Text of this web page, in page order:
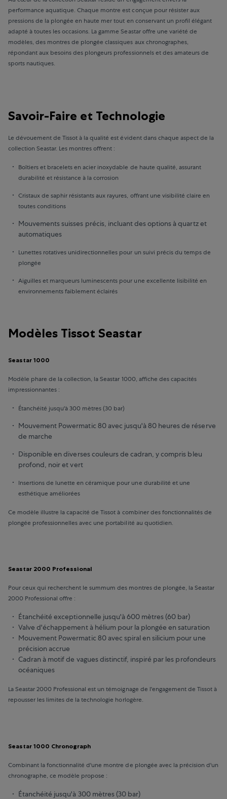
performance aquatique. Chaque montre est conçue pour résister aux
pressions de la plongée en haute mer tout en conservant un profil élégant
adapté à toutes les occasions. La gamme Seastar offre une variété de
modèles, des montres de plongée classiques aux chronographes,
répondant aux besoins des plongeurs professionnels et des amateurs de
sports nautiques.
Savoir-Faire et Technologie
Le dévouement de Tissot à la qualité est évident dans chaque aspect de la
collection Seastar. Les montres offrent :
Boîtiers et bracelets en acier inoxydable de haute qualité, assurant
durabilité et résistance à la corrosion
Cristaux de saphir résistants aux rayures, offrant une visibilité claire en
toutes conditions
Mouvements suisses précis, incluant des options à quartz et
automatiques
Lunettes rotatives unidirectionnelles pour un suivi précis du temps de
plongée
Aiguilles et marqueurs luminescents pour une excellente lisibilité en
environnements faiblement éclairés
Modèles Tissot Seastar
Seastar 1000
Modèle phare de la collection, la Seastar 1000, affiche des capacités
impressionnantes :
Étanchéité jusqu'à 300 mètres (30 bar)
Mouvement Powermatic 80 avec jusqu'à 80 heures de réserve
de marche
Disponible en diverses couleurs de cadran, y compris bleu
profond, noir et vert
Insertions de lunette en céramique pour une durabilité et une
esthétique améliorées
Ce modèle illustre la capacité de Tissot à combiner des fonctionnalités de
plongée professionnelles avec une portabilité au quotidien.
Seastar 2000 Professional
Pour ceux qui recherchent le summum des montres de plongée, la Seastar
2000 Professional offre :
Étanchéité exceptionnelle jusqu'à 600 mètres (60 bar)
Valve d'échappement à hélium pour la plongée en saturation
Mouvement Powermatic 80 avec spiral en silicium pour une
précision accrue
Cadran à motif de vagues distinctif, inspiré par les profondeurs
océaniques
La Seastar 2000 Professional est un témoignage de l'engagement de Tissot à
repousser les limites de la technologie horlogère.
Seastar 1000 Chronograph
Combinant la fonctionnalité d'une montre de plongée avec la précision d'un
chronographe, ce modèle propose :
Étanchéité jusqu'à 300 mètres (30 bar)